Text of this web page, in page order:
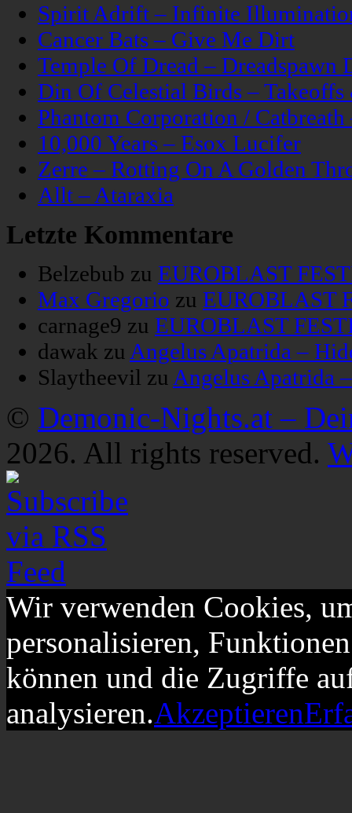
Spirit Adrift – Infinite
Cancer Bats – Give Me Dirt
Temple Of Dread – Dreadspawn
Din Of Celestial Birds –
Phantom Corporation /
10,000 Years – Esox Lucifer
Zerre – Rotting On A Golden
Allt – Ataraxia
Letzte Kommentare
Belzebub zu EUROBLAST
Max Gregorio zu EUROBLAST
carnage9 zu EUROBLAST
dawak zu Angelus Apatrida –
Slaytheevil zu Angelus Apatrida
© Demonic-Nights.at –
2026. All rights reserved.
Wir verwenden Cookies,
personalisieren,
können und die Zugriffe
analysieren.Akzeptieren